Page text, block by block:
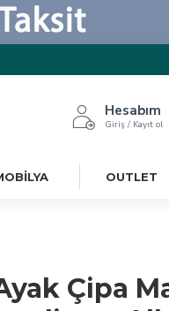
Hesabım
Giriş / Kayıt ol
OUTLET
Çipa